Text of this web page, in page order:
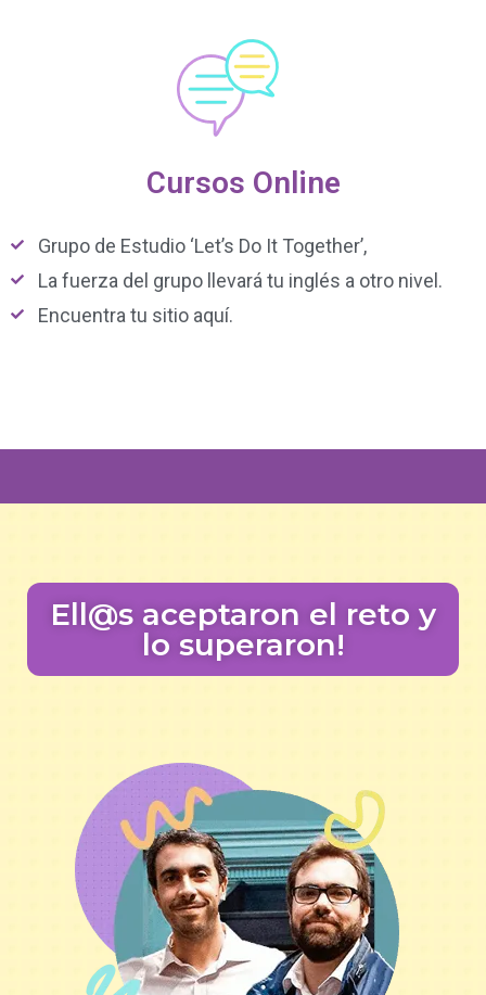
Cursos Online
Grupo de Estudio ‘Let’s Do It Together’,
La fuerza del grupo llevará tu inglés a otro nivel.
Encuentra tu sitio aquí.
Ell@s aceptaron el reto y
lo superaron!